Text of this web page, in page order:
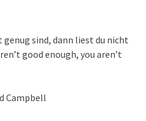
sind, dann liest du nicht
good enough, you aren’t
Campbell